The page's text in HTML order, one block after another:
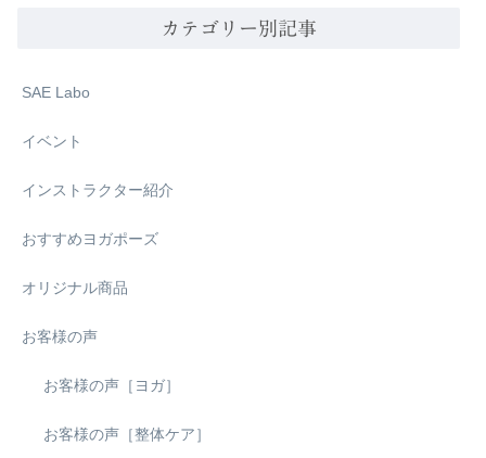
カテゴリー別記事
SAE Labo
イベント
インストラクター紹介
おすすめヨガポーズ
オリジナル商品
お客様の声
お客様の声［ヨガ］
お客様の声［整体ケア］